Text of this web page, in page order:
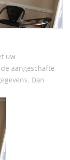
uw
aangeschafte
Dan